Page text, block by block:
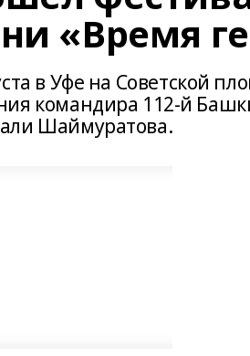
«Время
в Уфе на Советской
командира 112-й
Шаймуратова.